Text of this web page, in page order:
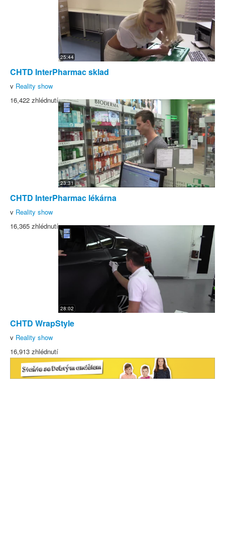
25:44
CHTD InterPharmac sklad
v Reality show
16,422 zhlédnutí
23:31
CHTD InterPharmac lékárna
v Reality show
16,365 zhlédnutí
28:02
CHTD WrapStyle
v Reality show
16,913 zhlédnutí